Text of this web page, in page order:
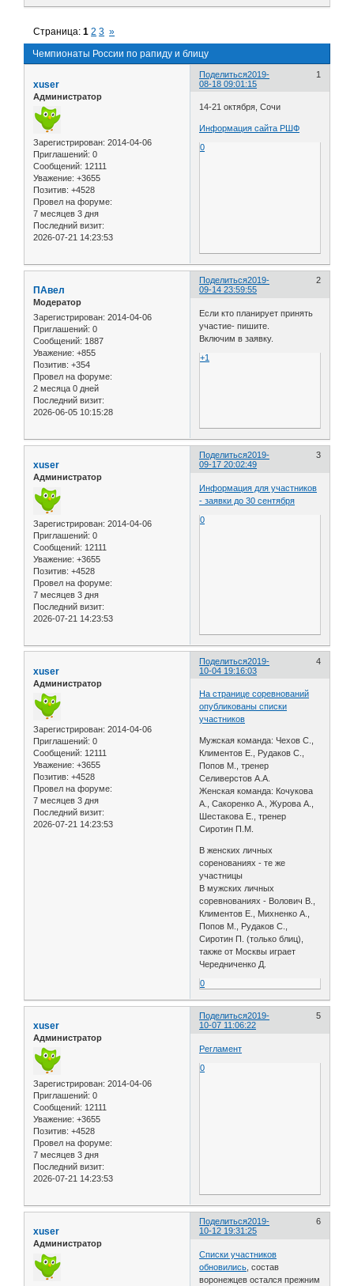
Чемпионаты России по рапиду и блицу
Страница:1 2 3 »
Поделиться 1
2019-
08-18 09:01:15
xuser
Администратор
Зарегистрирован: 2014-04-06
Приглашений: 0
Сообщений: 12111
Уважение: +3655
Позитив: +4528
Провел на форуме:
7 месяцев 3 дня
Последний визит:
2026-07-21 14:23:53
14-21 октября, Сочи
Информация сайта РШФ
0
Поделиться 2
2019-
09-14 23:59:55
ПАвел
Модератор
Зарегистрирован: 2014-04-06
Приглашений: 0
Сообщений: 1887
Уважение: +855
Позитив: +354
Провел на форуме:
2 месяца 0 дней
Последний визит:
2026-06-05 10:15:28
Если кто планирует принять
участие- пишите.
Включим в заявку.
+1
Поделиться 3
2019-
09-17 20:02:49
xuser
Администратор
Зарегистрирован: 2014-04-06
Приглашений: 0
Сообщений: 12111
Уважение: +3655
Позитив: +4528
Провел на форуме:
7 месяцев 3 дня
Последний визит:
2026-07-21 14:23:53
Информация для участников
- заявки до 30 сентября
0
Поделиться 4
2019-
10-04 19:16:03
xuser
Администратор
Зарегистрирован: 2014-04-06
Приглашений: 0
Сообщений: 12111
Уважение: +3655
Позитив: +4528
Провел на форуме:
7 месяцев 3 дня
Последний визит:
2026-07-21 14:23:53
На странице соревнований
опубликованы списки
участников
Мужская команда: Чехов С.,
Климентов Е., Рудаков С.,
Попов М., тренер
Селиверстов А.А.
Женская команда: Кочукова
А., Сакоренко А., Журова А.,
Шестакова Е., тренер
Сиротин П.М.
В женских личных
соренованиях - те же
участницы
В мужских личных
соревнованиях - Волович В.,
Климентов Е., Михненко А.,
Попов М., Рудаков С.,
Сиротин П. (только блиц),
также от Москвы играет
Чередниченко Д.
0
Поделиться 5
2019-
10-07 11:06:22
xuser
Администратор
Зарегистрирован: 2014-04-06
Приглашений: 0
Сообщений: 12111
Уважение: +3655
Позитив: +4528
Провел на форуме:
7 месяцев 3 дня
Последний визит:
2026-07-21 14:23:53
Регламент
0
Поделиться 6
2019-
10-12 19:31:25
xuser
Администратор
Списки участников
обновились , состав
воронежцев остался прежним